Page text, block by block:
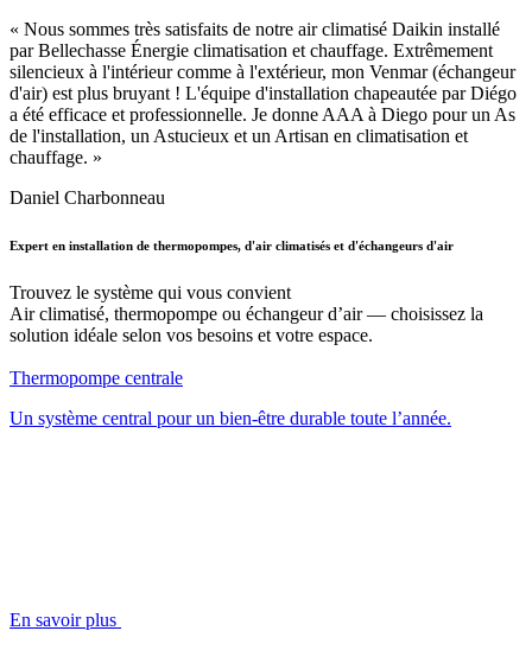
« Nous sommes très satisfaits de notre air climatisé Daikin installé
par Bellechasse Énergie climatisation et chauffage. Extrêmement
silencieux à l'intérieur comme à l'extérieur, mon Venmar (échangeur
d'air) est plus bruyant ! L'équipe d'installation chapeautée par Diégo
a été efficace et professionnelle. Je donne AAA à Diego pour un As
de l'installation, un Astucieux et un Artisan en climatisation et
chauffage. »
Daniel Charbonneau
Expert en installation de thermopompes, d'air climatisés et d'échangeurs d'air
Trouvez le système qui vous convient
Air climatisé, thermopompe ou échangeur d’air — choisissez la
solution idéale selon vos besoins et votre espace.
Thermopompe centrale
Un système central pour un bien-être durable toute l’année.
En savoir plus